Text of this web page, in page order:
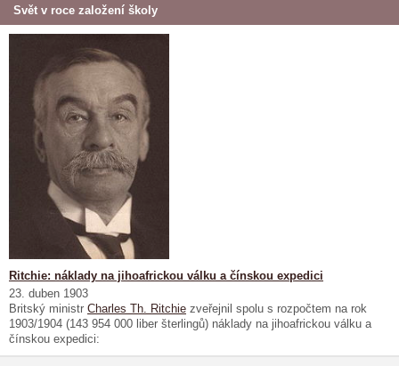
Svět v roce založení školy
Ritchie: náklady na jihoafrickou válku a čínskou expedici
23. duben 1903
Britský ministr Charles Th. Ritchie zveřejnil spolu s rozpočtem na rok
1903/1904 (143 954 000 liber šterlingů) náklady na jihoafrickou válku a
čínskou expedici: